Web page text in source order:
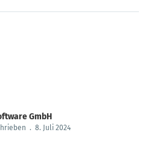
GmbH
. 8. Juli 2024